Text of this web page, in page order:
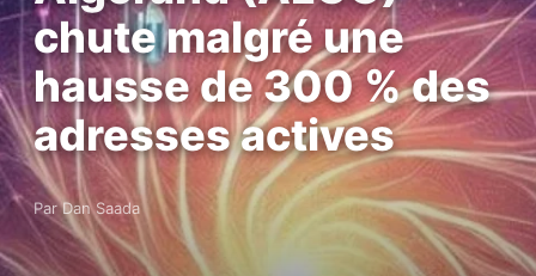
chute malgré une
hausse de 300 % des
adresses actives
Par Dan Saada